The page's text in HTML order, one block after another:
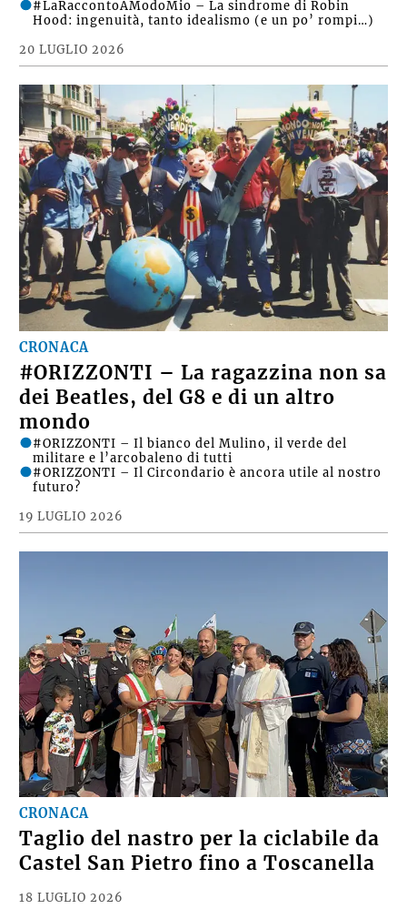
20 LUGLIO 2026
#LaRaccontoAModoMio – La sindrome di Robin
Hood: ingenuità, tanto idealismo (e un po’ rompi…)
CRONACA
#ORIZZONTI – La ragazzina non sa
dei Beatles, del G8 e di un altro
mondo
19 LUGLIO 2026
#ORIZZONTI – Il bianco del Mulino, il verde del
militare e l’arcobaleno di tutti
#ORIZZONTI – Il Circondario è ancora utile al nostro
futuro?
CRONACA
Taglio del nastro per la ciclabile da
Castel San Pietro fino a Toscanella
18 LUGLIO 2026